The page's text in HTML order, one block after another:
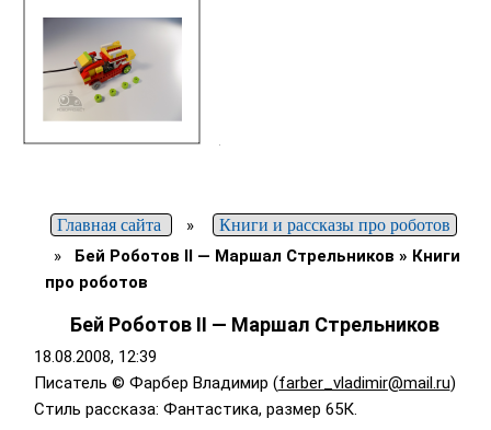
Главная сайта » Книги и рассказы про роботов
» Бей Роботов II — Маршал Стрельников » Книги
про роботов
Бей Роботов II — Маршал Стрельников
18.08.2008, 12:39
Писатель © Фарбер Владимир (farber_vladimir@mail.ru)
Стиль рассказа: Фантастика, размер 65К.